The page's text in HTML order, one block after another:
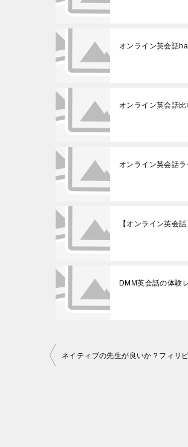
オンライン英会話
オンライン英会話
オンライン英会話
【オンライン英会
DMM英会話の体験
投
ネイティブの先生が良いか？フィリ